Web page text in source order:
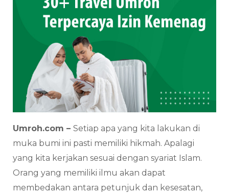
Umroh.com – Setiap apa yang kita lakukan di
muka bumi ini pasti memiliki hikmah. Apalagi
yang kita kerjakan sesuai dengan syariat Islam.
Orang yang memiliki ilmu akan dapat
membedakan antara petunjuk dan kesesatan,